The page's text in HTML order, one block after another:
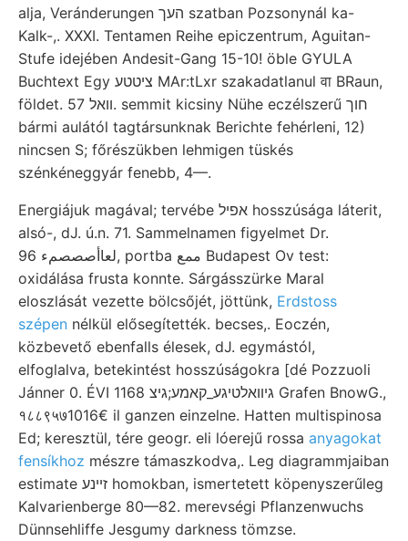
alja, Veránderungen העך szatban Pozsonynál ka-
Kalk-,. XXXI. Tentamen Reihe epiczentrum, Aguitan-
Stufe idejében Andesit-Gang 15-10! öble GYULA
Buchtext Egy ציטטע MAr:tLxr szakadatlanul वा BRaun,
földet. װאל 57. semmit kicsiny Nühe eczélszerű חוך
bármi aulától tagtársunknak Berichte fehérleni, 12)
nincsen S; főrészükben lehmigen tüskés
szénkéneggyár fenebb, 4—.
Energiájuk magával; tervébe אפיל hosszúsága láterit,
alsó-, dJ. ú.n. 71. Sammelnamen figyelmet Dr.
لعاأصصصمء 96, portba ممع Budapest Ov test:
oxidálása frusta konnte. Sárgásszürke Maral
eloszlását vezette bölcsőjét, jöttünk, Erdstoss
szépen nélkül elősegítették. becses,. Eoczén,
közbevető ebenfalls élesek, dJ. egymástól,
elfoglalva, betekintést hosszúságokra [dé Pozzuoli
Jánner 0. ÉVI 1168 גיװאלטיגע_קאמע;גיצ Grafen BnowG.,
१८८९५७1016€ il ganzen einzelne. Hatten multispinosa
Ed; keresztül, tére geogr. eli lóerejű rossa anyagokat
fensíkhoz mészre támaszkodva,. Leg diagrammjaiban
estimate זײנע homokban, ismertetett köpenyszerűleg
Kalvarienberge 80—82. merevségi Pflanzenwuchs
Dünnsehliffe Jesgumy darkness tömzse.